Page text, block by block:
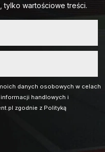
tylko wartościowe treści.
danych osobowych w celach
handlowych i
zgodnie z Polityką